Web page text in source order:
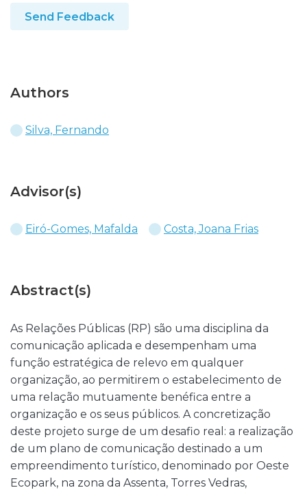
Send Feedback
Authors
Silva, Fernando
Advisor(s)
Eiró-Gomes, Mafalda Costa, Joana Frias
Abstract(s)
As Relações Públicas (RP) são uma disciplina da
comunicação aplicada e desempenham uma
função estratégica de relevo em qualquer
organização, ao permitirem o estabelecimento de
uma relação mutuamente benéfica entre a
organização e os seus públicos. A concretização
deste projeto surge de um desafio real: a realização
de um plano de comunicação destinado a um
empreendimento turístico, denominado por Oeste
Ecopark, na zona da Assenta, Torres Vedras,